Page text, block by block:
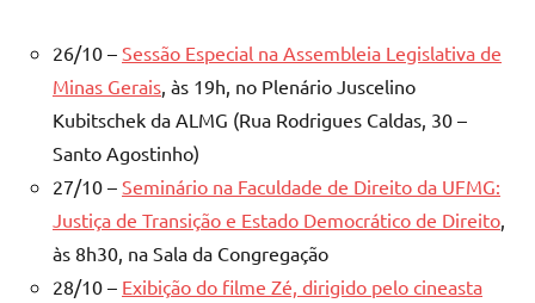
26/10 – Sessão Especial na Assembleia Legislativa de
Minas Gerais, às 19h, no Plenário Juscelino
Kubitschek da ALMG (Rua Rodrigues Caldas, 30 –
Santo Agostinho)
27/10 – Seminário na Faculdade de Direito da UFMG:
Justiça de Transição e Estado Democrático de Direito,
às 8h30, na Sala da Congregação
28/10 – Exibição do filme Zé, dirigido pelo cineasta